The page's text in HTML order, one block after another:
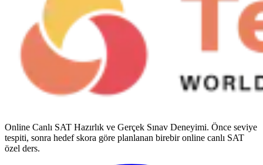
Online Canlı SAT Hazırlık ve Gerçek Sınav Deneyimi. Önce seviye
tespiti, sonra hedef skora göre planlanan birebir online canlı SAT
özel ders.